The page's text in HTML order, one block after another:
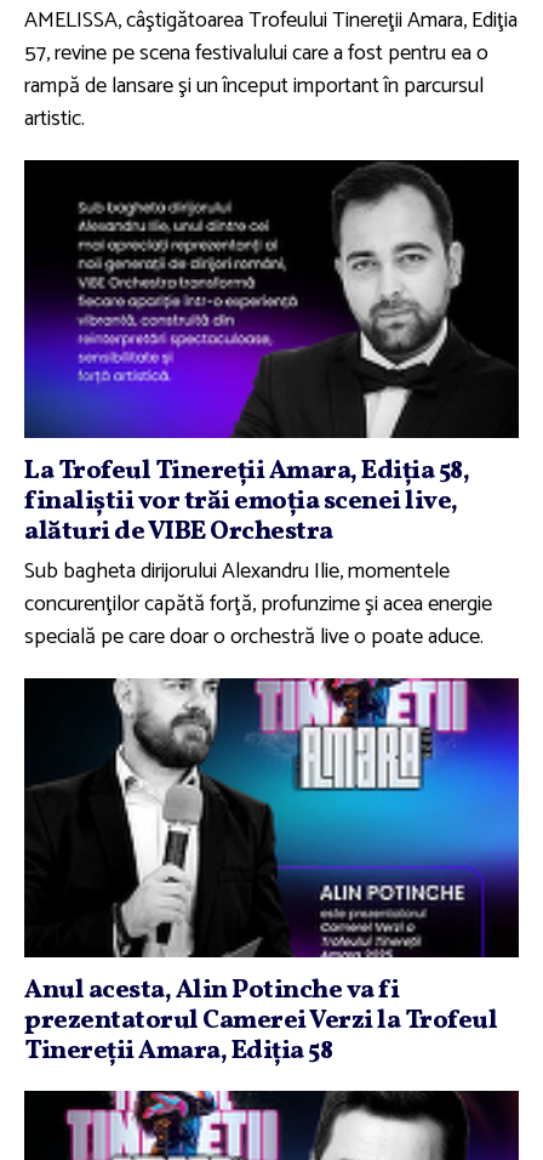
AMELISSA, câştigătoarea Trofeului Tinereţii Amara, Ediţia
57, revine pe scena festivalului care a fost pentru ea o
rampă de lansare şi un început important în parcursul
artistic.
La Trofeul Tinereţii Amara, Ediţia 58,
finaliştii vor trăi emoţia scenei live,
alături de VIBE Orchestra
Sub bagheta dirijorului Alexandru Ilie, momentele
concurenţilor capătă forţă, profunzime şi acea energie
specială pe care doar o orchestră live o poate aduce.
Anul acesta, Alin Potinche va fi
prezentatorul Camerei Verzi la Trofeul
Tinereţii Amara, Ediţia 58